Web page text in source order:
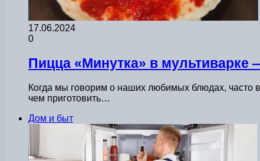
17.06.2024
0
Пицца «Минутка» в мультиварке
Когда мы говорим о наших любимых блюдах, часто
чем приготовить…
Дом и быт